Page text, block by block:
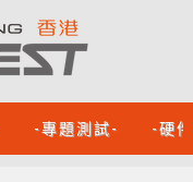
-專題測試- -硬